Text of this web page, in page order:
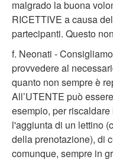
malgrado la buona
RICETTIVE a causa
partecipanti. Questo
f. Neonati -
provvedere al
quanto non sempre è
All’UTENTE può
esempio, per
l'aggiunta di un lettino
della prenotazione), di
comunque, sempre in